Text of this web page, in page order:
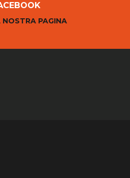
NOSTRA PAGINA